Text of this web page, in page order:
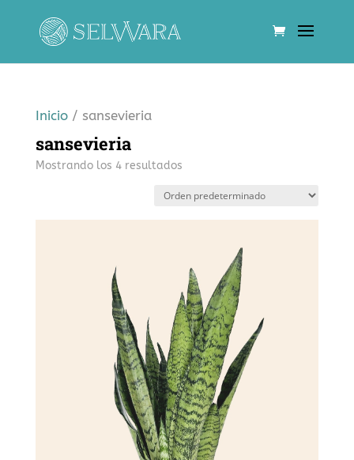
Inicio/ sansevieria
sansevieria
Mostrando los 4 resultados